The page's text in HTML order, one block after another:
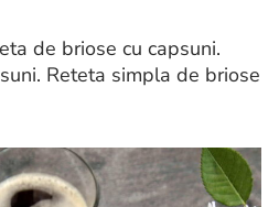
de briose cu capsuni.
Reteta simpla de briose